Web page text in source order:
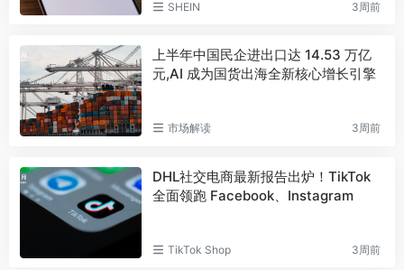
SHEIN 3周前
上半年中国民企进出口达 14.53 万亿
元,AI 成为国货出海全新核心增长引擎
市场解读 3周前
DHL社交电商最新报告出炉！TikTok
全面领跑 Facebook、Instagram
TikTok Shop 3周前